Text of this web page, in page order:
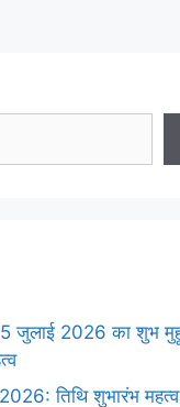
जुलाई 2026 का शुभ
तिथि शुभारंभ महत्व